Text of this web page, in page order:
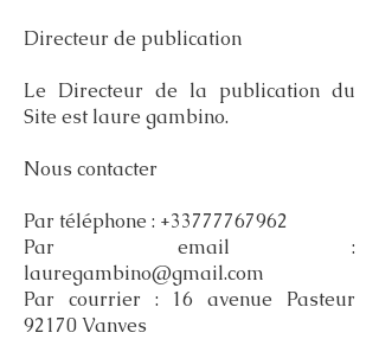
Directeur de publication
Le Directeur de la publication du
Site est laure gambino.
Nous contacter
Par téléphone : +33777767962
Par email :
lauregambino@gmail.com
Par courrier : 16 avenue Pasteur
92170 Vanves